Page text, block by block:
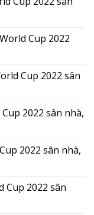
Cup 2022
Cup 2022 sân
2022 sân nhà,
2022 sân nhà,
Cup 2022 sân